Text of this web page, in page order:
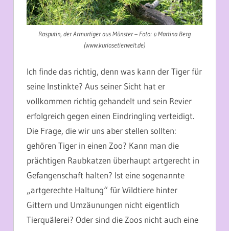
Rasputin, der Armurtiger aus Münster – Foto: © Martina Berg
(www.kuriosetierwelt.de)
Ich finde das richtig, denn was kann der Tiger für
seine Instinkte? Aus seiner Sicht hat er
vollkommen richtig gehandelt und sein Revier
erfolgreich gegen einen Eindringling verteidigt.
Die Frage, die wir uns aber stellen sollten:
gehören Tiger in einen Zoo? Kann man die
prächtigen Raubkatzen überhaupt artgerecht in
Gefangenschaft halten? Ist eine sogenannte
„artgerechte Haltung“ für Wildtiere hinter
Gittern und Umzäunungen nicht eigentlich
Tierquälerei? Oder sind die Zoos nicht auch eine